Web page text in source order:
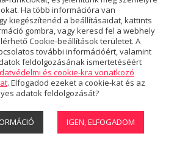
2
szélmalom
kiállító- és
kialakítása
neve:
Nonprofit Kft.
Ha több információra van
kiegészítenéd a beállításaidat, kattints
gombra, vagy keresd fel a webhely
Cookie-beállítások területet. A
további információért, valamint
feldolgozásának ismertetéséért
és cookie-kra vonatkozó
. Elfogadod ezeket a cookie-kat és az
adatok feldolgozását?
IGEN, ELFOGADOM